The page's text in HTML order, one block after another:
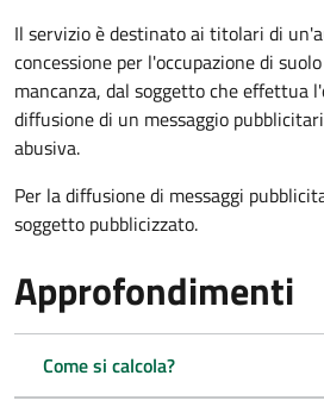
Il servizio è destinato ai titolari di
concessione per l'occupazione di
mancanza, dal soggetto che effettua
diffusione di un messaggio
abusiva.
Per la diffusione di messaggi
soggetto pubblicizzato.
Approfondimenti
Come si calcola?